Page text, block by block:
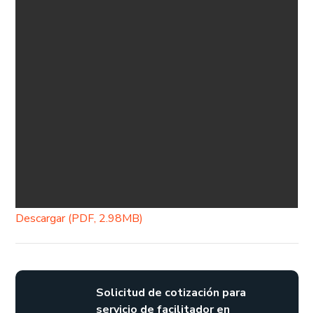
Descargar (PDF, 2.98MB)
Solicitud de cotización para
servicio de facilitador en